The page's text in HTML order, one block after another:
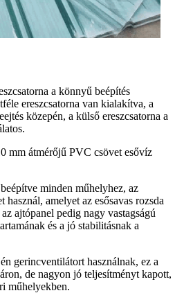
a könnyű beépítés
ereszcsatorna van kialakítva, a
közepén, a külső ereszcsatorna a
mm átmérőjű PVC csövet esővíz
minden műhelyhez, az
amelyet az esősavas rozsda
ajtópanel pedig nagy vastagságú
és a jó stabilitásnak a
gerincventilátort használnak, ez a
de nagyon jó teljesítményt kapott,
műhelyekben.